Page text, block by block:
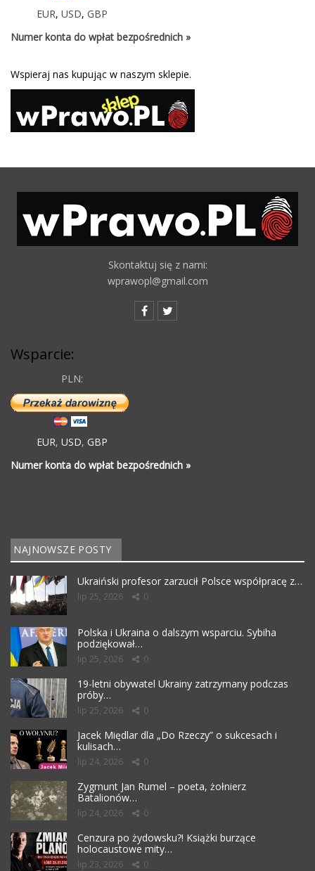
EUR, USD, GBP
Numer konta do wpłat bezpośrednich »
Wspieraj nas kupując w naszym sklepie.
Skontaktuj się z nami:
wprawopl@gmail.com
Wsparcie:
PLN:
EUR, USD, GBP
Numer konta do wpłat bezpośrednich »
NAJNOWSZE POSTY
Ukraiński profesor zarzucił Polsce współpracę z…
lip 25, 2026 0
Polska i Ukraina o dalszym wsparciu. Sybiha
podziękował…
lip 25, 2026 0
19-letni obywatel Ukrainy zatrzymany podczas
próby…
lip 25, 2026 0
Jacek Międlar dla „Do Rzeczy” o sukcesach i
kulisach…
lip 24, 2026 0
Zygmunt Jan Rumel – poeta, żołnierz
Batalionów…
lip 24, 2026 0
Cenzura po żydowsku?! Książki burzące
holocaustowe mity…
lip 23, 2026 0